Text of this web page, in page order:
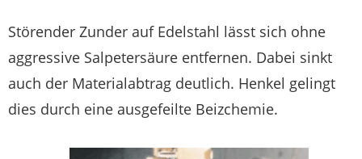
Störender Zunder auf Edelstahl lässt sich ohne
aggressive Salpetersäure entfernen. Dabei sinkt
auch der Materialabtrag deutlich. Henkel gelingt
dies durch eine ausgefeilte Beizchemie.